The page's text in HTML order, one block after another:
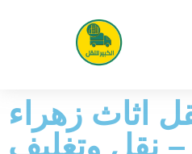
اثاث زهراء
– نقل وتغليف